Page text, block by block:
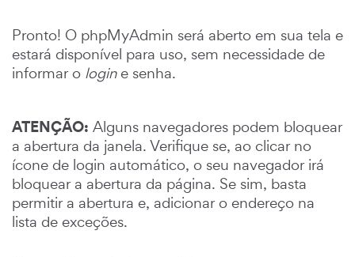
Pronto! O phpMyAdmin será aberto em sua tela e
estará disponível para uso, sem necessidade de
informar o logine senha.
ATENÇÃO: Alguns navegadores podem bloquear
a abertura da janela. Verifique se, ao clicar no
ícone de login automático, o seu navegador irá
bloquear a abertura da página. Se sim, basta
permitir a abertura e, adicionar o endereço na
lista de exceções.